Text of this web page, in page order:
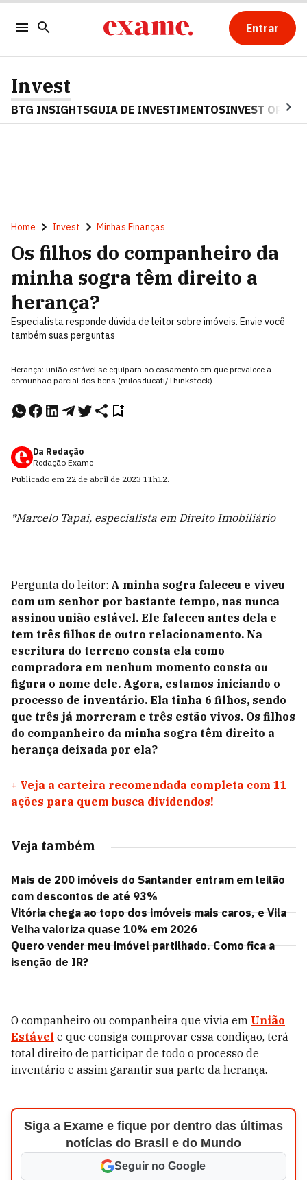
Entrar
Invest
BTG INSIGHTSGUIA DE INVESTIMENTOSINVEST OPINA
Home Invest Minhas Finanças
Os filhos do companheiro da
minha sogra têm direito a
herança?
Especialista responde dúvida de leitor sobre imóveis. Envie você
também suas perguntas
Herança: união estável se equipara ao casamento em que prevalece a
comunhão parcial dos bens (milosducati/Thinkstock)
Da Redação
Redação Exame
Publicado em 22 de abril de 2023 11h12.
*Marcelo Tapai, especialista em Direito Imobiliário
Pergunta do leitor: A minha sogra faleceu e viveu
com um senhor por bastante tempo, nas nunca
assinou união estável. Ele faleceu antes dela e
tem três filhos de outro relacionamento. Na
escritura do terreno consta ela como
compradora em nenhum momento consta ou
figura o nome dele. Agora, estamos iniciando o
processo de inventário. Ela tinha 6 filhos, sendo
que três já morreram e três estão vivos. Os filhos
do companheiro da minha sogra têm direito a
herança deixada por ela?
+ Veja a carteira recomendada completa com 11
ações para quem busca dividendos!
Veja também
Mais de 200 imóveis do Santander entram em leilão
com descontos de até 93%
Vitória chega ao topo dos imóveis mais caros, e Vila
Velha valoriza quase 10% em 2026
Quero vender meu imóvel partilhado. Como fica a
isenção de IR?
O companheiro ou companheira que vivia em União
Estável e que consiga comprovar essa condição, terá
total direito de participar de todo o processo de
inventário e assim garantir sua parte da herança.
Siga a Exame e fique por dentro das últimas
notícias do Brasil e do Mundo
Seguir no Google